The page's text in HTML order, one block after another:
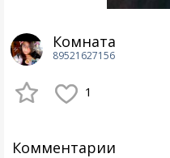
Комната
89521627156
1
Комментарии